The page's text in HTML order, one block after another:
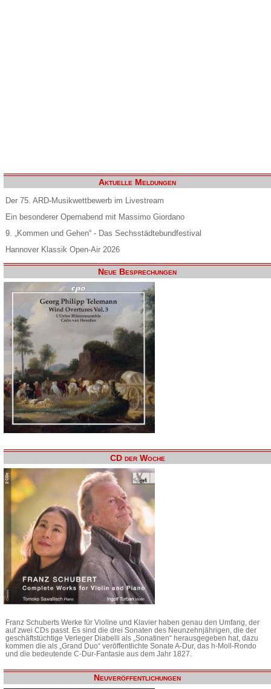
Aktuelle Meldungen
Der 75. ARD-Musikwettbewerb im Livestream
Ein besonderer Opernabend mit Massimo Giordano
9. „Kommen und Gehen“ - Das Sechsstädtebundfestival
Hannover Klassik Open-Air 2026
Neue Besprechungen
CD der Woche
Franz Schuberts Werke für Violine und Klavier haben genau den Umfang, der
auf zwei CDs passt. Es sind die drei Sonaten des Neunzehnjährigen, die der
geschäftstüchtige Verleger Diabelli als „Sonatinen“ herausgegeben hat, dazu
kommen die als „Grand Duo“ veröffentlichte Sonate A-Dur, das h-Moll-Rondo
und die bedeutende C-Dur-Fantasie aus dem Jahr 1827.
Neuveröffentlichungen